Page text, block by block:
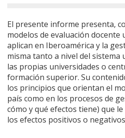
El presente informe presenta,
modelos de evaluación docente
aplican en Iberoamérica y la
misma tanto a nivel del sistema
las propias universidades o
formación superior. Su
los principios que orientan el
país como en los procesos de
cómo y qué efectos tiene) que
los efectos positivos o